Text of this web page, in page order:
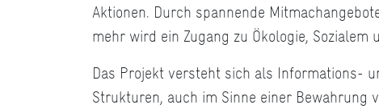
Aktionen. Durch spannende
mehr wird ein Zugang zu Ökologie,
Das Projekt versteht sich als Informations-
Strukturen, auch im Sinne einer Bewahrung